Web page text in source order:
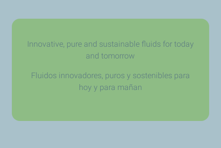
Innovative, pure and sustainable fluids for today
and tomorrow
Fluidos innovadores, puros y sostenibles para
hoy y para mañan